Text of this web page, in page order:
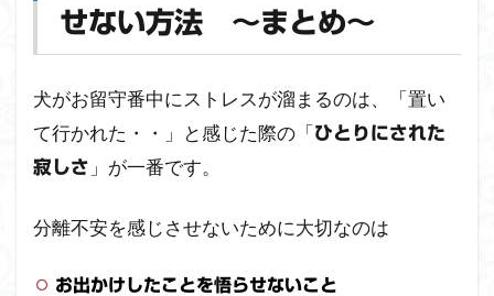
せない方法 ～まとめ～
犬がお留守番中にストレスが溜まるのは、「置い
て行かれた・・」と感じた際の「ひとりにされた
寂しさ 」が一番です。
分離不安を感じさせないために大切なのは
お出かけしたことを悟らせないこと